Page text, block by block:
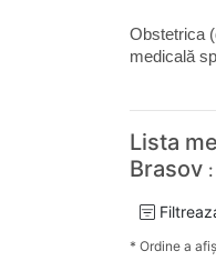
Obstetrica
medicală
Lista
Brasov :
* Ordine a